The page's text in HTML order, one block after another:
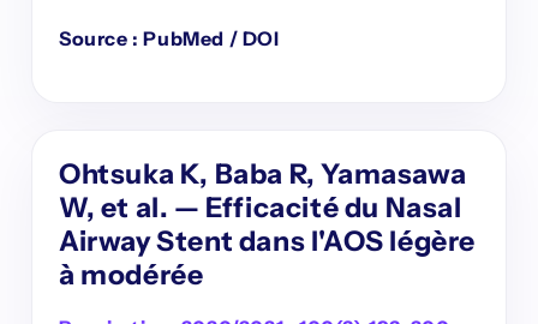
Source : PubMed / DOI
Ohtsuka K, Baba R, Yamasawa
W, et al. — Efficacité du Nasal
Airway Stent dans l'AOS légère
à modérée